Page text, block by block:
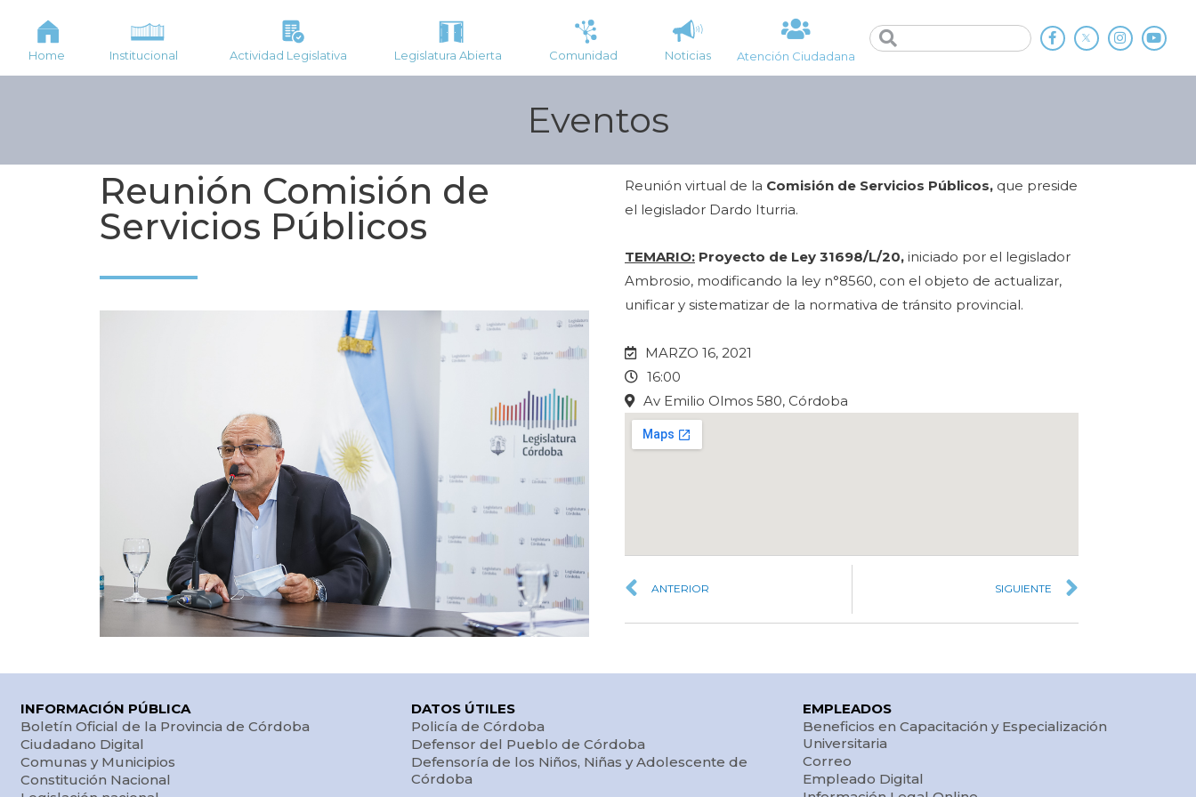
Home Institucional Actividad Legislativa Legislatura Abierta Comunidad Noticias Atención Ciudadana
Eventos
Reunión Comisión de
Servicios Públicos
Reunión virtual de la Comisión de Servicios Públicos, que preside
el legislador Dardo Iturria.
TEMARIO: Proyecto de Ley 31698/L/20, iniciado por el legislador
Ambrosio, modificando la ley n°8560, con el objeto de actualizar,
unificar y sistematizar de la normativa de tránsito provincial.
MARZO 16, 2021
16:00
Av Emilio Olmos 580, Córdoba
ANTERIOR SIGUIENTE
INFORMACIÓN PÚBLICA
Boletín Oficial de la Provincia de Córdoba
Ciudadano Digital
Comunas y Municipios
Constitución Nacional
DATOS ÚTILES
Policía de Córdoba
Defensor del Pueblo de Córdoba
Defensoría de los Niños, Niñas y Adolescente de
Córdoba
EMPLEADOS
Beneficios en Capacitación y Especialización
Universitaria
Correo
Empleado Digital